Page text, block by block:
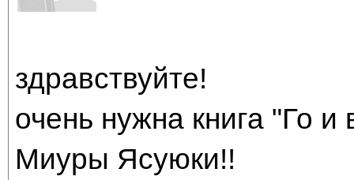
здравствуйте!
очень нужна книга "Го и
Миуры Ясуюки!!